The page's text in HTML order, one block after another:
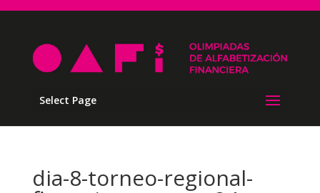
Select Page
dia-8-torneo-regional-